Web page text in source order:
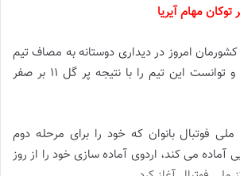
توکان مهام آیریا
کشورمان امروز در دیداری دوستانه به مصاف تیم
توکان مهام آیریا رفت و توانست این تیم را با نتیجه پر گل ۱۱ بر صفر
فوتبال بانوان که خود را برای مرحله دوم
آماده می کند، اردوی آماده سازی خود را از روز